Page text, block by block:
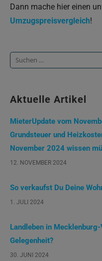
Dann mache hier einen
Umzugspreisvergleich!
Suche
Aktuelle Artikel
MieterUpdate vom
Grundsteuer und
November 2024 wissen
12. NOVEMBER 2024
So verkaufst Du Deine
1. JULI 2024
Landleben in
Gelegenheit?
30. JUNI 2024